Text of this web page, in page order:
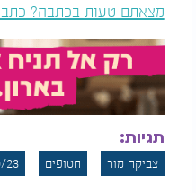
מצאתם טעות בכתבה?
תגיות:
צביקה מור חטופים 23